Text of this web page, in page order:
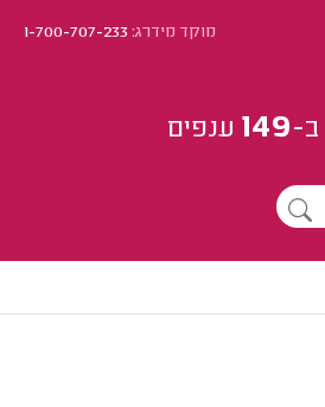
מוקד מידרג:1-700-707-233
ב-149 ענפים